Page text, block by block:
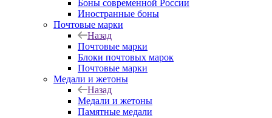
Боны современной России
Иностранные боны
Почтовые марки
Назад
Почтовые марки
Блоки почтовых марок
Почтовые марки
Медали и жетоны
Назад
Медали и жетоны
Памятные медали